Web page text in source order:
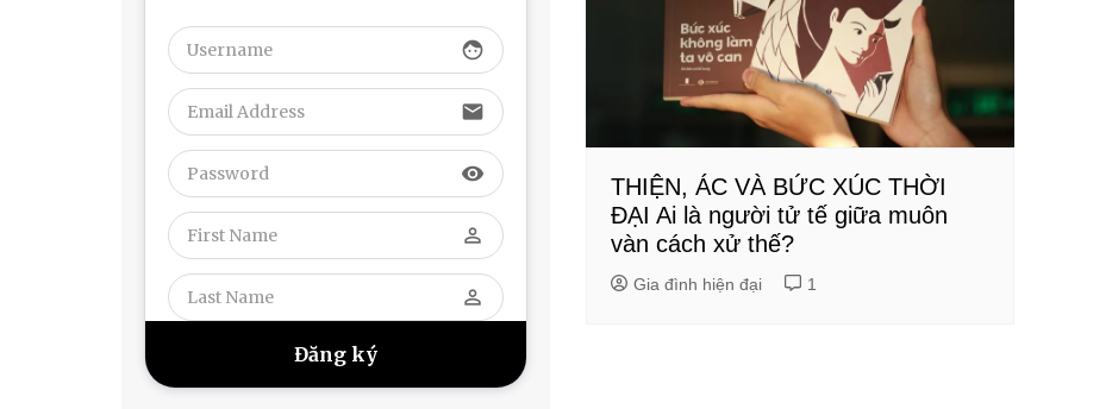
THIỆN, ÁC VÀ BỨC XÚC THỜI
ĐẠI Ai là người tử tế giữa muôn
vàn cách xử thế?
Gia đình hiện đại 1
face
email
visibility
perm_identity
perm_identity